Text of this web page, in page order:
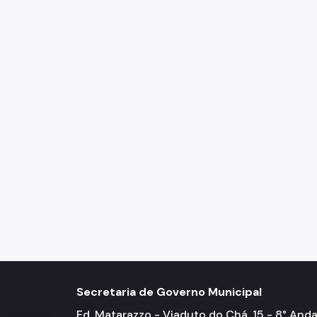
Secretaria de Governo Municipal